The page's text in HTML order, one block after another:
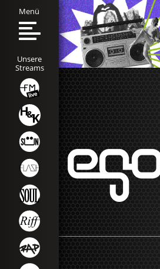
Menü
Unsere
Streams